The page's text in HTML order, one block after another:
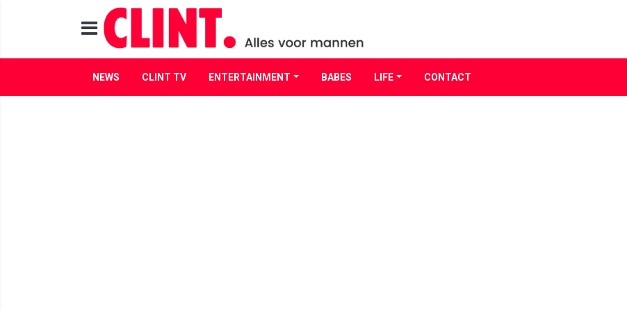
NEWS CLINT TV ENTERTAINMENT BABES LIFE CONTACT